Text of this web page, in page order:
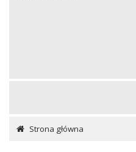
Strona główna